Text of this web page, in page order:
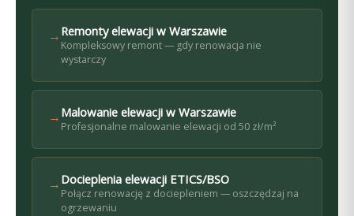
→ Remonty elewacji w Warszawie
Kompleksowy remont — gdy renowacja nie
wystarczy
→ Malowanie elewacji w Warszawie
Profesjonalne malowanie elewacji od 50 zł/m²
→ Docieplenia elewacji ETICS/BSO
Połącz renowację z dociepleniem — oszczędzaj na
ogrzewaniu